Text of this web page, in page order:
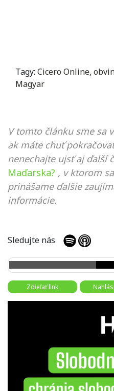
Tagy: Cicero Online,
Magyar
V tomto článku sme sa
ak máte chuť
nenechajte ujsť aj ďalší
Maďarska? , v ktorom
prinášame ďalšie
informácie.
Sledujte nás
Zdieľať link